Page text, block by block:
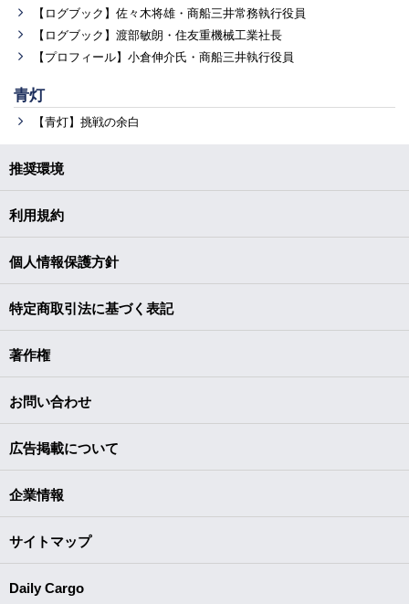
【ログブック】佐々木将雄・商船三井常務執行役員
【ログブック】渡部敏朗・住友重機械工業社長
【プロフィール】小倉伸介氏・商船三井執行役員
青灯
【青灯】挑戦の余白
推奨環境
利用規約
個人情報保護方針
特定商取引法に基づく表記
著作権
お問い合わせ
広告掲載について
企業情報
サイトマップ
Daily Cargo